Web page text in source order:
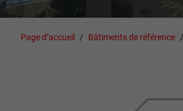
Page d’accueil Bâtiments de référence